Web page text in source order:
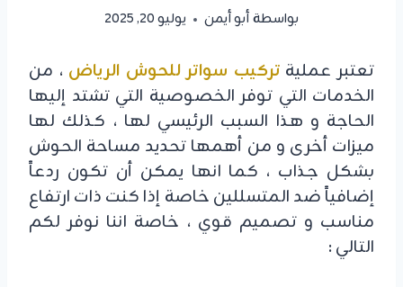
بواسطةأبو أيمن يوليو 20, 2025
تعتبر عمليةتركيب سواتر للحوش الرياض ، من
الخدمات التي توفر الخصوصية التي تشتد إليها
الحاجة و هذا السبب الرئيسي لها ، كذلك لها
ميزات أخرى و من أهمها تحديد مساحة الحوش
بشكل جذاب ، كما انها يمكن أن تكون ردعاً
إضافياً ضد المتسللين خاصة إذا كنت ذات ارتفاع
مناسب و تصميم قوي ، خاصة اننا نوفر لكم
التالي :